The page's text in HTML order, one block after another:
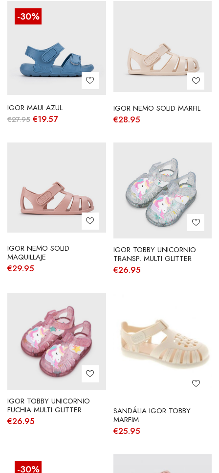
-30%
IGOR MAUI AZUL
€27.95 O
€19.57O
IGOR NEMO SOLID MARFIL
€28.95
IGOR NEMO SOLID
MAQUILLAJE
€29.95
IGOR TOBBY UNICORNIO
TRANSP. MULTI GLITTER
€26.95
IGOR TOBBY UNICORNIO
FUCHIA MULTI GLITTER
€26.95
SANDÁLIA IGOR TOBBY
MARFIM
€25.95
-30%